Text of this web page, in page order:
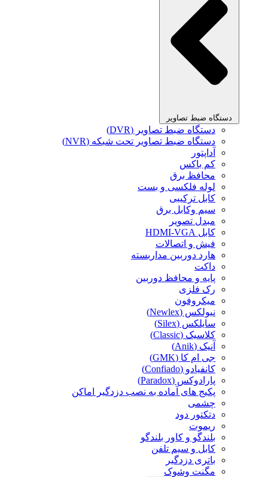
دستگاه ضبط تصاویر
دستگاه ضبط تصاویر (DVR)
دستگاه ضبط تصاویر تحت شبکه (NVR)
آداپتور
کم باکس
محافظ برق
لوله فلکسی و بست
کابل ترکیبی
سیم وکابل برق
مبدل تصویر
کابل HDMI-VGA
فیش و اتصالات
هارد دوربین مداربسته
داکت
پایه و محافظ دوربین
رک فلزی
میکروفون
نیولکس (Newlex)
سایلکس (Silex)
کلاسیک (Classic)
آنیک (Anik)
جی ام کا (GMK)
کانفیادو (Confiado)
پارادوکس (Paradox)
پکیج های آماده به نصب دزدگیر اماکن
چشمی
دتکتور دود
ریموت
بلندگو و کاور بلندگو
کابل و سیم تلفن
باتری دزدگیر
مگنت وشوک